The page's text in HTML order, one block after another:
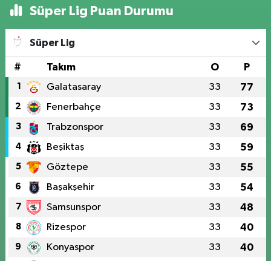
Süper Lig Puan Durumu
Süper Lig
# Takım O P
1 Galatasaray 33 77
2 Fenerbahçe 33 73
3 Trabzonspor 33 69
4 Beşiktaş 33 59
5 Göztepe 33 55
6 Başakşehir 33 54
7 Samsunspor 33 48
8 Rizespor 33 40
9 Konyaspor 33 40